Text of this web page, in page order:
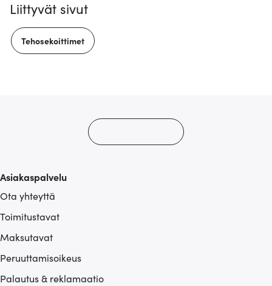
Liittyvät sivut
Tehosekoittimet
Asiakaspalvelu
Ota yhteyttä
Toimitustavat
Maksutavat
Peruuttamisoikeus
Palautus & reklamaatio